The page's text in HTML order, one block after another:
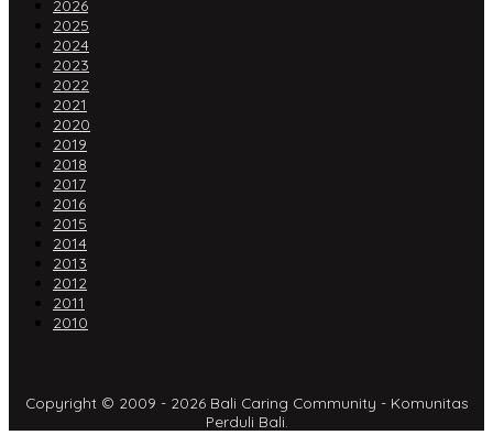
2026
2025
2024
2023
2022
2021
2020
2019
2018
2017
2016
2015
2014
2013
2012
2011
2010
Copyright © 2009 - 2026 Bali Caring Community - Komunitas
Perduli Bali.